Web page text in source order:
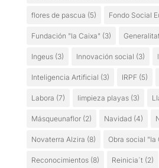
flores de pascua (5) Fondo Social
Fundación "la Caixa" (3)
Ingeus(3) Innovación social (3)
Inteligencia Artificial (3) IRPF(5)
Labora (7) limpieza playas(3)
Másqueunaflor(2) Navidad(4)
Novaterra Alzira (8) Obra social "la
Reconocimientos(8) Reinicia´t(2)